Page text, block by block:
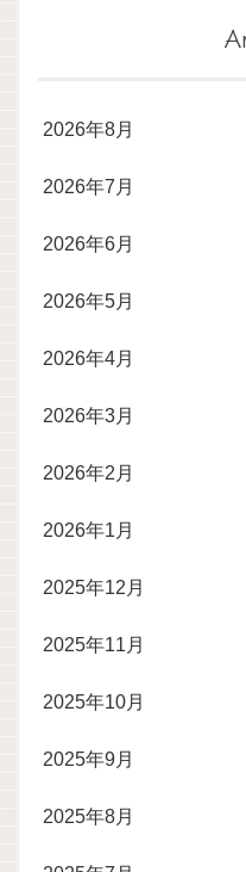
2026年8月
2026年7月
2026年6月
2026年5月
2026年4月
2026年3月
2026年2月
2026年1月
2025年12月
2025年11月
2025年10月
2025年9月
2025年8月